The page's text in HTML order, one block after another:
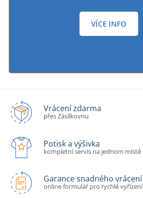
VÍCE INFO
Vrácení zdarma
přes Zásilkovnu
Potisk a výšivka
kompletní servis na jednom místě
Garance snadného vrácení
online formulář pro rychlé vyřízení